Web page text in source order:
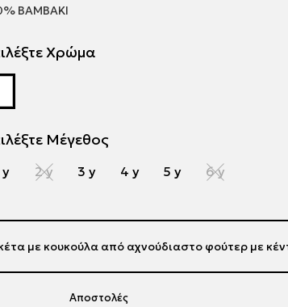
ΒΑΜΒΑΚΙ
Χρώμα
Μέγεθος
y 2 y 3 y 4 y 5 y 6 y
Αποστολές
με κουκούλα από αχνούδιαστο φούτερ με